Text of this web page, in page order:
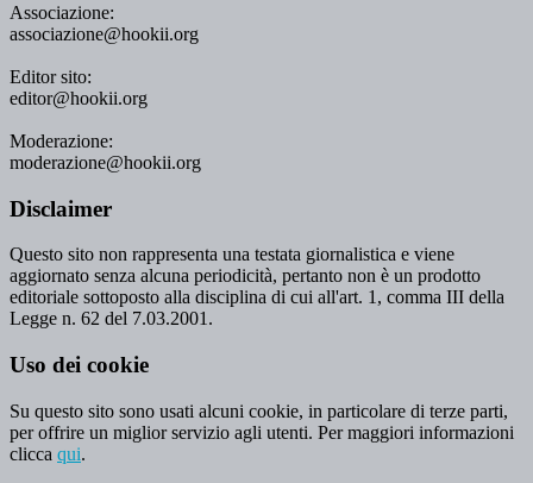
Associazione:
associazione@hookii.org
Editor sito:
editor@hookii.org
Moderazione:
moderazione@hookii.org
Disclaimer
Questo sito non rappresenta una testata giornalistica e viene
aggiornato senza alcuna periodicità, pertanto non è un prodotto
editoriale sottoposto alla disciplina di cui all'art. 1, comma III della
Legge n. 62 del 7.03.2001.
Uso dei cookie
Su questo sito sono usati alcuni cookie, in particolare di terze parti,
per offrire un miglior servizio agli utenti. Per maggiori informazioni
clicca qui.